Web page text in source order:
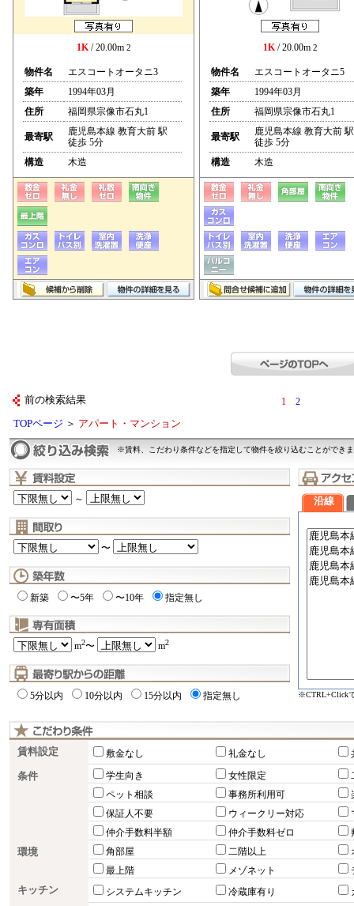
1K/ 20.00m 2
物件名
エスコートオータニ3
築年
1994年03月
住所
福岡県宗像市石丸1
最寄駅
鹿児島本線 教育大前 駅
徒歩 5分
構造
木造
1K/ 20.00m 2
物件名
エスコートオータニ5
築年
1994年03月
住所
福岡県宗像市石丸1
最寄駅
鹿児島本線 教育大前 駅
徒歩 5分
構造
木造
前の検索結果 1 2
TOPページ ＞ アパート・マンション
※賃料、こだわり条件などを指定して物件を絞り込むことができ
～
〜
新築 〜5年 〜10年 指定無し
m2〜 m2
5分以内 10分以内 15分以内 指定無し
沿線
※CTRL+Click
賃料設定 敷金なし 礼金なし
条件 学生向き 女性限定
ペット相談
事務所利用可
保証人不要
ウィークリー対応
仲介手数料半額
仲介手数料ゼロ
環境 角部屋 二階以上
最上階
メゾネット
キッチン システムキッチン 冷蔵庫有り